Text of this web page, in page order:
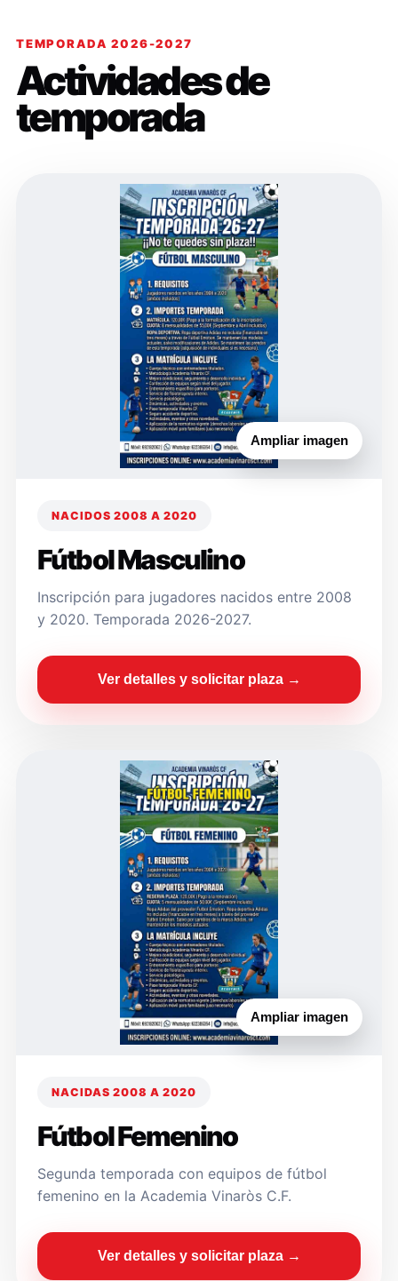
TEMPORADA 2026-2027
Actividades de
temporada
Ampliar imagen
NACIDOS 2008 A 2020
Fútbol Masculino
Inscripción para jugadores nacidos entre 2008
y 2020. Temporada 2026-2027.
Ver detalles y solicitar plaza →
Ampliar imagen
NACIDAS 2008 A 2020
Fútbol Femenino
Segunda temporada con equipos de fútbol
femenino en la Academia Vinaròs C.F.
Ver detalles y solicitar plaza →